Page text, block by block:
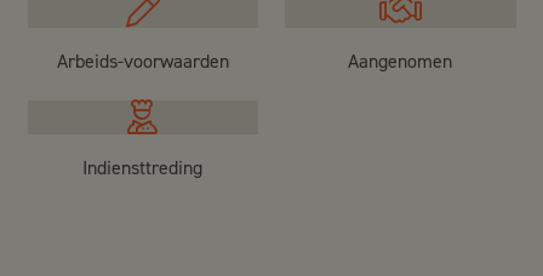
Arbeids-voorwaarden Aangenomen
Indiensttreding